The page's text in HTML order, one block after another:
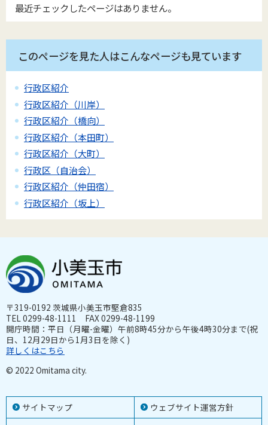
最近チェックしたページはありません。
このページを見た人はこんなページも見ています
行政区紹介
行政区紹介（川岸）
行政区紹介（橋向）
行政区紹介（本田町）
行政区紹介（大町）
行政区（自治会）
行政区紹介（仲田宿）
行政区紹介（坂上）
サイトマップ
ウェブサイト運営方針
〒319-0192 茨城県小美玉市堅倉835
TEL 0299-48-1111 FAX 0299-48-1199
開庁時間：平日（月曜-金曜）午前8時45分から午後4時30分まで(祝
日、12月29日から1月3日を除く)
詳しくはこちら
© 2022 Omitama city.